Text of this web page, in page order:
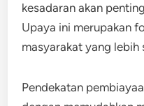
kesadaran akan
Upaya ini merupakan
masyarakat yang lebih
Pendekatan